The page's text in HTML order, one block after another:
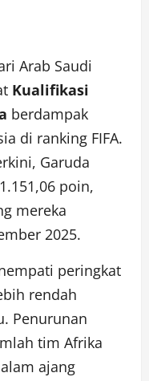
Arab Saudi
Kualifikasi
berdampak
di ranking FIFA.
Garuda
poin,
mereka
2025.
peringkat
rendah
Penurunan
tim Afrika
ajang